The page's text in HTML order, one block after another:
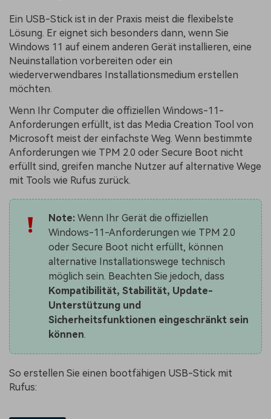
Ein USB-Stick ist in der Praxis meist die flexibelste
Lösung. Er eignet sich besonders dann, wenn Sie
Windows 11 auf einem anderen Gerät installieren, eine
Neuinstallation vorbereiten oder ein
wiederverwendbares Installationsmedium erstellen
möchten.
Wenn Ihr Computer die offiziellen Windows-11-
Anforderungen erfüllt, ist das Media Creation Tool von
Microsoft meist der einfachste Weg. Wenn bestimmte
Anforderungen wie TPM 2.0 oder Secure Boot nicht
erfüllt sind, greifen manche Nutzer auf alternative Wege
mit Tools wie Rufus zurück.
Note:Wenn Ihr Gerät die offiziellen
Windows-11-Anforderungen wie TPM 2.0
oder Secure Boot nicht erfüllt, können
alternative Installationswege technisch
möglich sein. Beachten Sie jedoch, dass
Kompatibilität, Stabilität, Update-
Unterstützung und
Sicherheitsfunktionen eingeschränkt sein
können.
So erstellen Sie einen bootfähigen USB-Stick mit
Rufus: